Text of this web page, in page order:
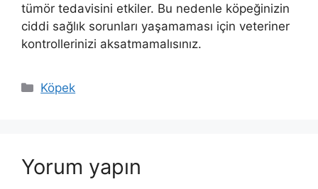
tümör tedavisini etkiler. Bu nedenle köpeğinizin
ciddi sağlık sorunları yaşamaması için veteriner
kontrollerinizi aksatmamalısınız.
Kategoriler
Köpek
Yorum yapın